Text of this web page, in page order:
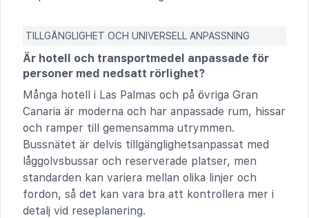
TILLGÄNGLIGHET OCH UNIVERSELL ANPASSNING
Är hotell och transportmedel anpassade för
personer med nedsatt rörlighet?
Många hotell i Las Palmas och på övriga Gran
Canaria är moderna och har anpassade rum, hissar
och ramper till gemensamma utrymmen.
Bussnätet är delvis tillgänglighetsanpassat med
låggolvsbussar och reserverade platser, men
standarden kan variera mellan olika linjer och
fordon, så det kan vara bra att kontrollera mer i
detalj vid reseplanering.